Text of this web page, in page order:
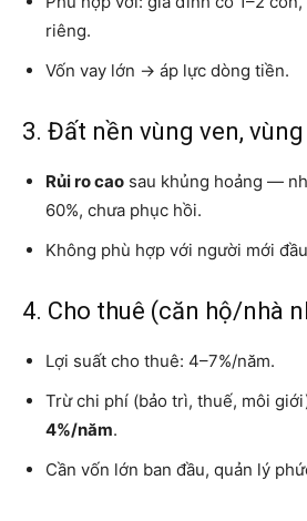
riêng.
Vốn vay lớn → áp lực dòng tiền.
3. Đất nền vùng ven,
Rủi ro cao sau khủng hoảng —
60%, chưa phục hồi.
Không phù hợp với người mới
4. Cho thuê (căn hộ/nhà
Lợi suất cho thuê: 4–7%/năm.
Trừ chi phí (bảo trì, thuế, môi
4%/năm.
Cần vốn lớn ban đầu, quản lý